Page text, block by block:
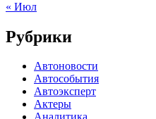
« Июл
Рубрики
Автоновости
Автособытия
Автоэксперт
Актеры